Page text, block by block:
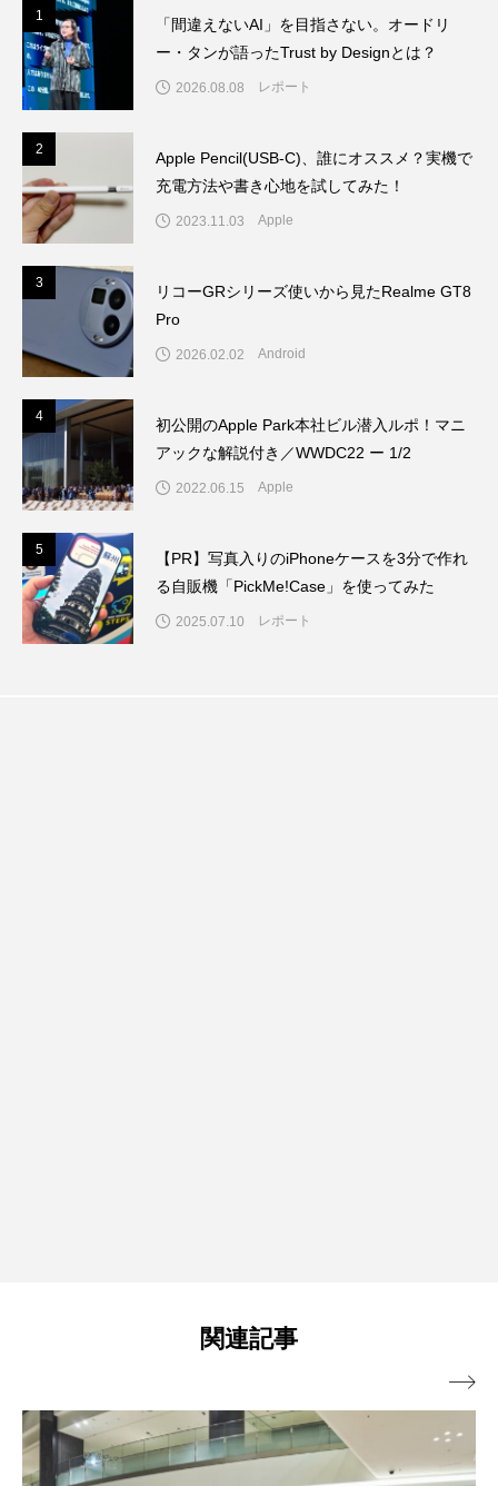
1
「間違えないAI」を目指さない。オードリ
ー・タンが語ったTrust by Designとは？
2026.08.08 レポート
2
Apple Pencil(USB-C)、誰にオススメ？実機で
充電方法や書き心地を試してみた！
2023.11.03 Apple
3
リコーGRシリーズ使いから見たRealme GT8
Pro
2026.02.02 Android
4
初公開のApple Park本社ビル潜入ルポ！マニ
アックな解説付き／WWDC22 ー 1/2
2022.06.15 Apple
5
【PR】写真入りのiPhoneケースを3分で作れ
る自販機「PickMe!Case」を使ってみた
2025.07.10 レポート
関連記事
